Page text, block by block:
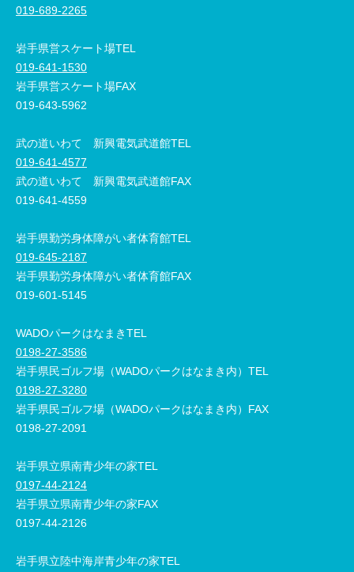
019-689-2265
岩手県営スケート場TEL
019-641-1530
岩手県営スケート場FAX
019-643-5962
武の道いわて 新興電気武道館TEL
019-641-4577
武の道いわて 新興電気武道館FAX
019-641-4559
岩手県勤労身体障がい者体育館TEL
019-645-2187
岩手県勤労身体障がい者体育館FAX
019-601-5145
WADOパークはなまきTEL
0198-27-3586
岩手県民ゴルフ場（WADOパークはなまき内）TEL
0198-27-3280
岩手県民ゴルフ場（WADOパークはなまき内）FAX
0198-27-2091
岩手県立県南青少年の家TEL
0197-44-2124
岩手県立県南青少年の家FAX
0197-44-2126
岩手県立陸中海岸青少年の家TEL